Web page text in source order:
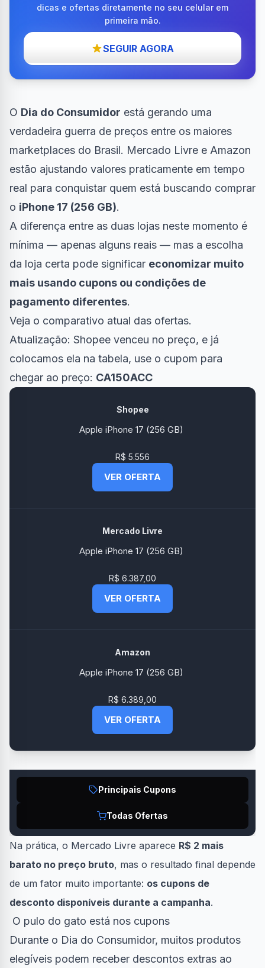
dicas e ofertas diretamente no seu celular em
primeira mão.
SEGUIR AGORA
O Dia do Consumidor está gerando uma
verdadeira guerra de preços entre os maiores
marketplaces do Brasil. Mercado Livre e Amazon
estão ajustando valores praticamente em tempo
real para conquistar quem está buscando comprar
o iPhone 17 (256 GB).
A diferença entre as duas lojas neste momento é
mínima — apenas alguns reais — mas a escolha
da loja certa pode significar economizar muito
mais usando cupons ou condições de
pagamento diferentes.
Veja o comparativo atual das ofertas.
Atualização: Shopee venceu no preço, e já
colocamos ela na tabela, use o cupom para
chegar ao preço: CA150ACC
Shopee
Apple iPhone 17 (256 GB)
R$ 5.556
VER OFERTA
Mercado Livre
Apple iPhone 17 (256 GB)
R$ 6.387,00
VER OFERTA
Amazon
Apple iPhone 17 (256 GB)
R$ 6.389,00
VER OFERTA
Principais Cupons
Todas Ofertas
Na prática, o Mercado Livre aparece R$ 2 mais
barato no preço bruto, mas o resultado final depende
de um fator muito importante: os cupons de
desconto disponíveis durante a campanha.
O pulo do gato está nos cupons
Durante o Dia do Consumidor, muitos produtos
elegíveis podem receber descontos extras ao